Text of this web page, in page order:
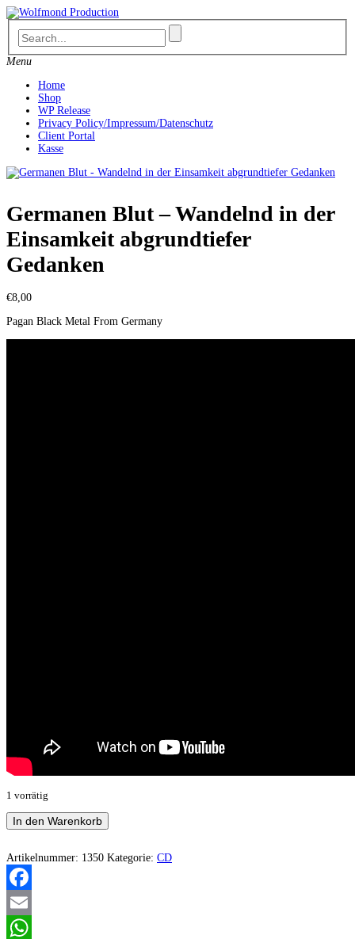
Skip
to
content
Menu
Home
Shop
WP Release
Privacy Policy/Impressum/Datenschutz
Client Portal
Kasse
Germanen Blut – Wandelnd in der
Einsamkeit abgrundtiefer
Gedanken
€8,00
Pagan Black Metal From Germany
1 vorrätig
Germanen
Blut
Wandelnd
in
der
Einsamkeit
abgrundtiefer
Gedanken
Menge
In den Warenkorb
Artikelnummer: 1350 Kategorie: CD
Facebook
Email